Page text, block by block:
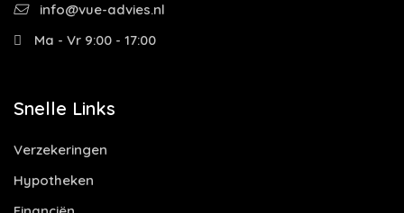
info@vue-advies.nl
Ma - Vr 9:00 - 17:00
Snelle Links
Verzekeringen
Hypotheken